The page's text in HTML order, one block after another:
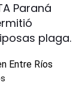
Paraná
plaga.